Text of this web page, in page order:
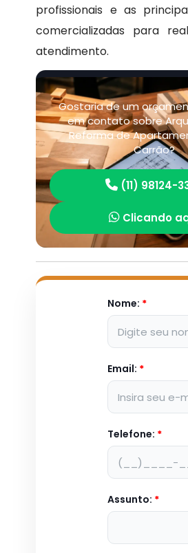
profissionais e as
comercializadas para
atendimento.
Gostaria de um
em contato sobre
Reforma de
Carrão?
(11) 98124-
Clicando
Nome: *
Email: *
Telefone: *
Assunto: *